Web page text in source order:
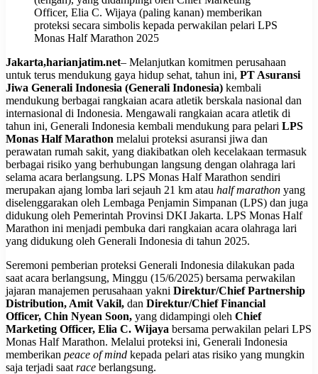
Jakarta,harianjatim.net– Melanjutkan komitmen perusahaan
untuk terus mendukung gaya hidup sehat, tahun ini, PT Asuransi
Jiwa Generali Indonesia (Generali Indonesia) kembali
mendukung berbagai rangkaian acara atletik berskala nasional dan
internasional di Indonesia. Mengawali rangkaian acara atletik di
tahun ini, Generali Indonesia kembali mendukung para pelari LPS
Monas Half Marathon melalui proteksi asuransi jiwa dan
perawatan rumah sakit, yang diakibatkan oleh kecelakaan termasuk
berbagai risiko yang berhubungan langsung dengan olahraga lari
selama acara berlangsung. LPS Monas Half Marathon sendiri
merupakan ajang lomba lari sejauh 21 km atau half marathon yang
diselenggarakan oleh Lembaga Penjamin Simpanan (LPS) dan juga
didukung oleh Pemerintah Provinsi DKI Jakarta. LPS Monas Half
Marathon ini menjadi pembuka dari rangkaian acara olahraga lari
yang didukung oleh Generali Indonesia di tahun 2025.
Seremoni pemberian proteksi Generali Indonesia dilakukan pada
saat acara berlangsung, Minggu (15/6/2025) bersama perwakilan
jajaran manajemen perusahaan yakni Direktur/Chief Partnership
Distribution, Amit Vakil, dan Direktur/Chief Financial
Officer, Chin Nyean Soon, yang didampingi oleh Chief
Marketing Officer, Elia C. Wijaya bersama perwakilan pelari LPS
Monas Half Marathon. Melalui proteksi ini, Generali Indonesia
memberikan peace of mind kepada pelari atas risiko yang mungkin
saja terjadi saat race berlangsung.